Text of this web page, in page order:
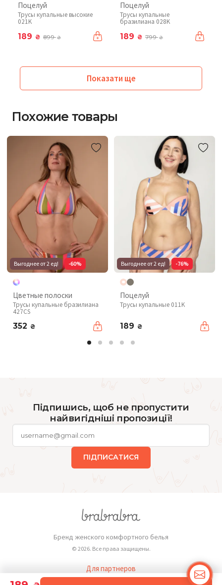
Поцелуй
Трусы купальные высокие
021K
189 ₴ 899₴
Поцелуй
Трусы купальные
бразилиана 028K
189 ₴ 799₴
Показати ще
Похожие товары
Выгоднее от 2 ед! -60%
Цветные полоски
Трусы купальные бразилиана
427CS
352 ₴
Выгоднее от 2 ед! -76%
Поцелуй
Трусы купальные 011K
189 ₴
Підпишись, щоб не пропустити
найвигідніші пропозиції!
ПІДПИСАТИСЯ
Бренд женского комфортного белья
© 2026. Все права защищены.
Для партнеров